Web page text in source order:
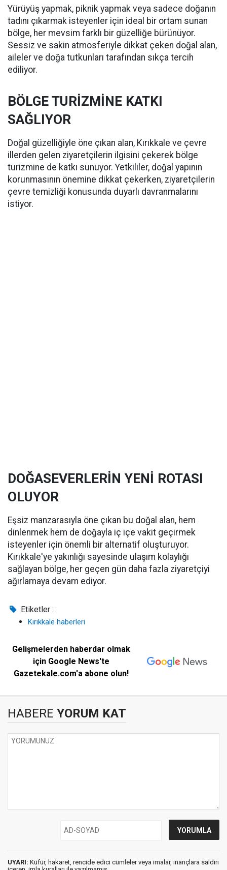
Yürüyüş yapmak, piknik yapmak veya sadece doğanın
tadını çıkarmak isteyenler için ideal bir ortam sunan
bölge, her mevsim farklı bir güzelliğe bürünüyor.
Sessiz ve sakin atmosferiyle dikkat çeken doğal alan,
aileler ve doğa tutkunları tarafından sıkça tercih
ediliyor.
BÖLGE TURİZMİNE KATKI
SAĞLIYOR
Doğal güzelliğiyle öne çıkan alan, Kırıkkale ve çevre
illerden gelen ziyaretçilerin ilgisini çekerek bölge
turizmine de katkı sunuyor. Yetkililer, doğal yapının
korunmasının önemine dikkat çekerken, ziyaretçilerin
çevre temizliği konusunda duyarlı davranmalarını
istiyor.
DOĞASEVERLERİN YENİ ROTASI
OLUYOR
Eşsiz manzarasıyla öne çıkan bu doğal alan, hem
dinlenmek hem de doğayla iç içe vakit geçirmek
isteyenler için önemli bir alternatif oluşturuyor.
Kırıkkale'ye yakınlığı sayesinde ulaşım kolaylığı
sağlayan bölge, her geçen gün daha fazla ziyaretçiyi
ağırlamaya devam ediyor.
Etiketler :
Kırıkkale haberleri
Gelişmelerden haberdar olmak
için Google News'te
Gazetekale.com'a abone olun!
HABERE YORUM KAT
UYARI: Küfür, hakaret, rencide edici cümleler veya imalar, inançlara saldırı